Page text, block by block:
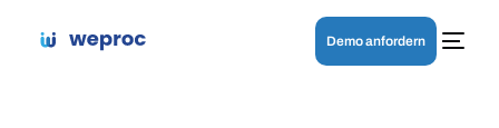
Demo anfordern